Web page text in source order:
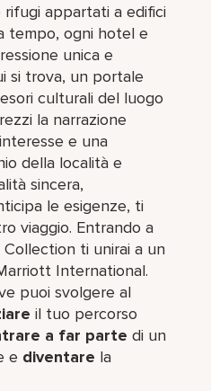
rifugi appartati a edifici
tempo, ogni hotel e
unica e
si trova, un portale
culturali del luogo
la narrazione
e una
della località e
sincera,
le esigenze, ti
viaggio. Entrando a
ti unirai a un
International.
puoi svolgere al
il tuo percorso
a far parte di un
e diventare la